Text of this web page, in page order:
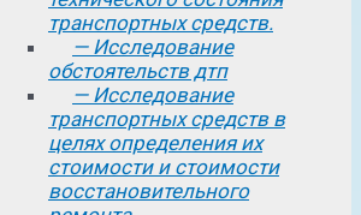
транспортных средств.
— Исследование
обстоятельств дтп
— Исследование
транспортных средств в
целях определения их
стоимости и стоимости
восстановительного